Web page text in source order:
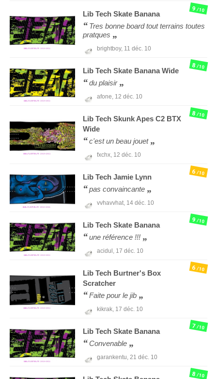
Lib Tech Skate Banana
Tres bonne board tout terrains toutes
pratques
brightboy, 11 déc. 10
9/10
Lib Tech Skate Banana Wide
du plaisir
afone, 12 déc. 10
8/10
Lib Tech Skunk Apes C2 BTX
Wide
c'est un beau jouet
fxchx, 12 déc. 10
8/10
Lib Tech Jamie Lynn
pas convaincante
vvhavvhat, 14 déc. 10
6/10
Lib Tech Skate Banana
une référence !!!
acidul, 17 déc. 10
9/10
Lib Tech Burtner's Box
Scratcher
Faite pour le jib
kikrak, 17 déc. 10
6/10
Lib Tech Skate Banana
Convenable
garankentu, 21 déc. 10
7/10
8/10